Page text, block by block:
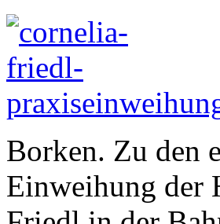
Borken. Zu den
Einweihung der